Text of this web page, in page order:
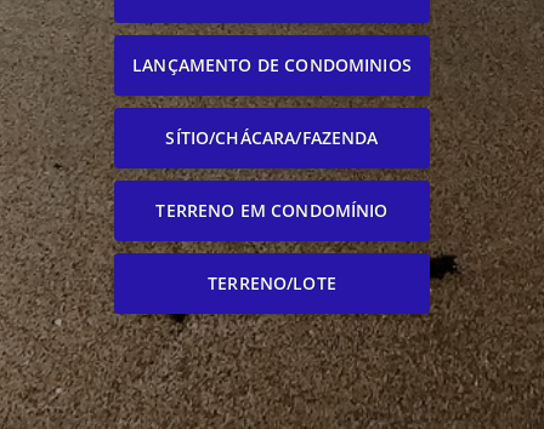
LANÇAMENTO DE CONDOMINIOS
SÍTIO/CHÁCARA/FAZENDA
TERRENO EM CONDOMÍNIO
TERRENO/LOTE